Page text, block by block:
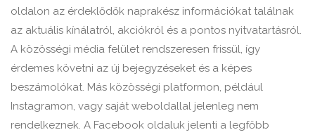
oldalon az érdeklődők naprakész információkat találnak
az aktuális kínálatról, akciókról és a pontos nyitvatartásról.
A közösségi média felület rendszeresen frissül, így
érdemes követni az új bejegyzéseket és a képes
beszámolókat. Más közösségi platformon, például
Instagramon, vagy saját weboldallal jelenleg nem
rendelkeznek. A Facebook oldaluk jelenti a legfőbb